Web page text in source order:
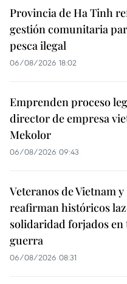
Provincia de Ha Tinh
gestión comunitaria
pesca ilegal
06/08/2026 18:02
Emprenden proceso
director de empresa
Mekolor
06/08/2026 09:43
Veteranos de Vietnam y
reafirman históricos
solidaridad forjados en
guerra
06/08/2026 08:31